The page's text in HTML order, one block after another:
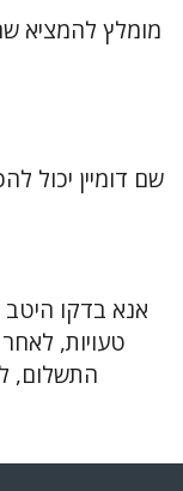
מומלץ להמציא שם
שם דומיין יכול
אנא בדקו היטב
טעויות,
התשלום,